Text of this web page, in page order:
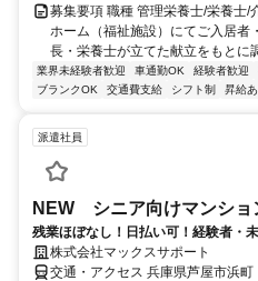
募集要項 職種 管理栄養士/栄養士/
ホーム（福祉施設）にてご入居者
長・栄養士が立てた献立をもとに
業界未経験者歓迎 車通勤OK 経験者歓迎
ブランクOK
交通費支給 シフト制 昇給あ
派遣社員
NEW シニア向けマンショ
残業ほぼなし！日払い可！経験者・
株式会社マックスサポート
交通・アクセス 兵庫県芦屋市浜町